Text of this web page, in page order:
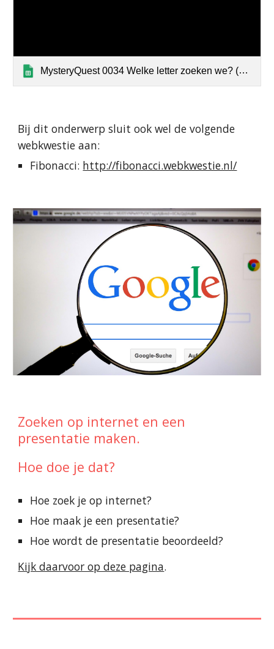
MysteryQuest 0034 Welke letter zoeken we? (uitslag)
Bij dit onderwerpsluitook wel de volgende
webkwestie aan:
Fibonacci: http://fibonacci.webkwestie.nl/
Zoeken op internet en een
presentatie maken.
Hoe doe je dat?
Hoe zoek je op internet?
Hoe maak je een presentatie?
Hoe wordt de presentatie beoordeeld?
Kijk daarvoor op deze pagina.